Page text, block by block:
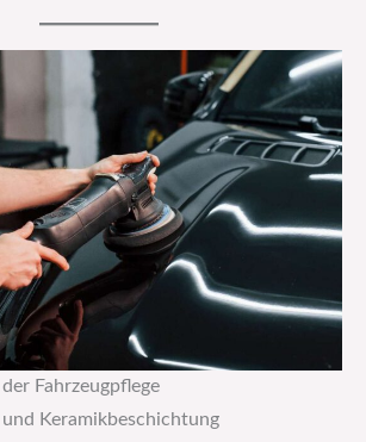
Fahrzeugpflege
und Keramikbeschichtung